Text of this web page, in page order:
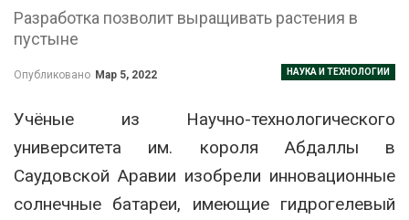
Разработка позволит выращивать растения в
пустыне
НАУКА И ТЕХНОЛОГИИ
Опубликовано Мар 5, 2022
Учёные из Научно-технологического
университета им. короля Абдаллы в
Саудовской Аравии изобрели инновационные
солнечные батареи, имеющие гидрогелевый